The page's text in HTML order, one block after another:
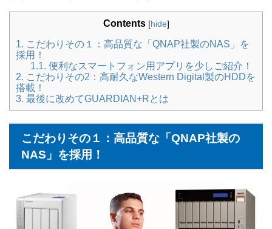
Contents [hide]
1. こだわりその１：高品質な「QNAP社製のNAS」を
採用！
1.1. 便利なスマートフォン用アプリを少しご紹介！
2. こだわりその2：高耐久なWestern Digital製のHDDを
搭載！
3. 最後に改めてGUARDIAN+Rとは
こだわりその１： 高品質な「QNAP社製の
NAS」を採用！